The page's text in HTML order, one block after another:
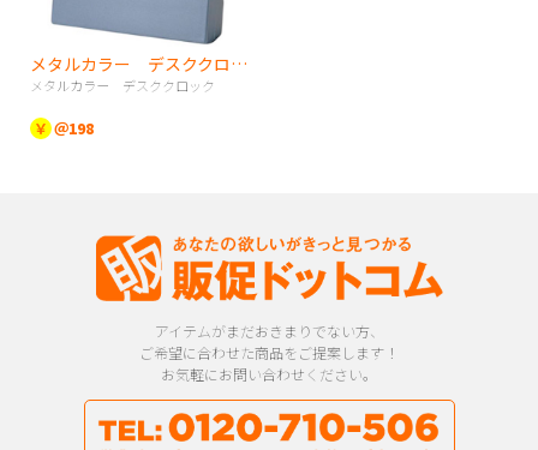
メタルカラー デスククロック
メタルカラー デスククロック
￥ ＠198
アイテムがまだおきまりでない方、
ご希望に合わせた商品をご提案します！
お気軽にお問い合わせください。